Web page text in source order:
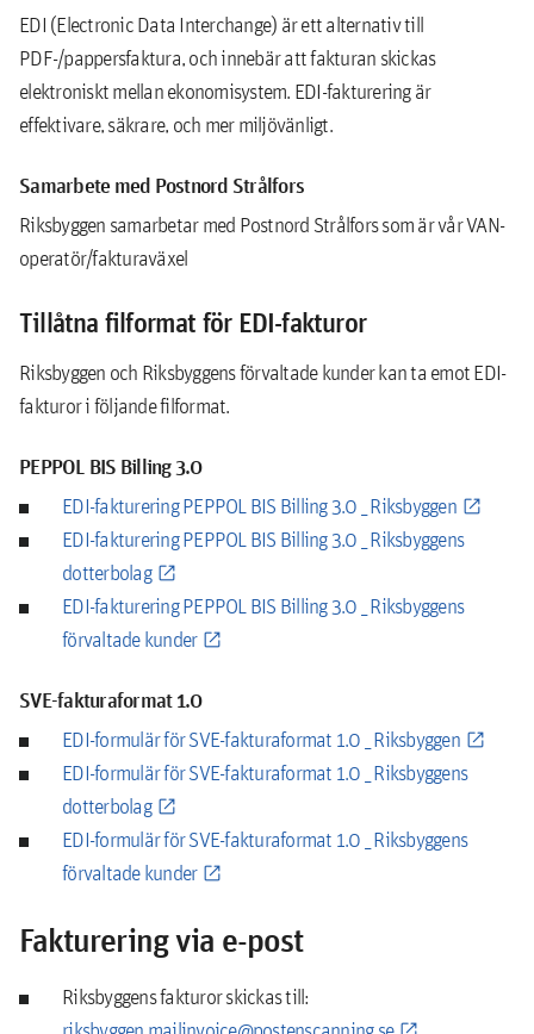
EDI (Electronic Data Interchange) är ett alternativ till
PDF-/pappersfaktura, och innebär att fakturan skickas
elektroniskt mellan ekonomisystem. EDI-fakturering är
effektivare, säkrare, och mer miljövänligt.
Samarbete med Postnord Strålfors
Riksbyggen samarbetar med Postnord Strålfors som är vår VAN-
operatör/fakturaväxel
Tillåtna filformat för EDI-fakturor
Riksbyggen och Riksbyggens förvaltade kunder kan ta emot EDI-
fakturor i följande filformat.
PEPPOL BIS Billing 3.0
EDI-fakturering PEPPOL BIS Billing 3.0 _ Riksbyggen
EDI-fakturering PEPPOL BIS Billing 3.0 _ Riksbyggens
dotterbolag
EDI-fakturering PEPPOL BIS Billing 3.0 _ Riksbyggens
förvaltade kunder
SVE-fakturaformat 1.0
EDI-formulär för SVE-fakturaformat 1.0 _ Riksbyggen
EDI-formulär för SVE-fakturaformat 1.0 _ Riksbyggens
dotterbolag
EDI-formulär för SVE-fakturaformat 1.0 _ Riksbyggens
förvaltade kunder
Fakturering via e-post
Riksbyggens fakturor skickas till: